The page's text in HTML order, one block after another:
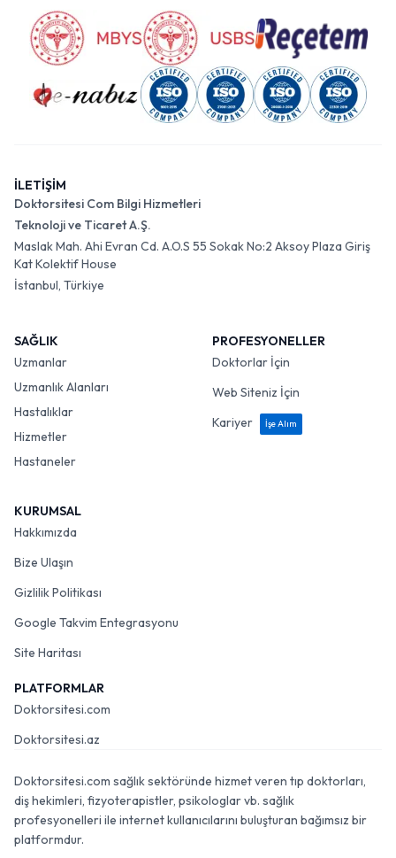
İLETİŞİM
Doktorsitesi Com Bilgi Hizmetleri
Teknoloji ve Ticaret A.Ş.
Maslak Mah. Ahi Evran Cd. A.O.S 55 Sokak No:2 Aksoy Plaza Giriş
Kat Kolektif House
İstanbul, Türkiye
SAĞLIK
Uzmanlar
Uzmanlık Alanları
Hastalıklar
Hizmetler
Hastaneler
PROFESYONELLER
Doktorlar İçin
Web Siteniz İçin
Kariyer
İşe Alım
KURUMSAL
Hakkımızda
Bize Ulaşın
Gizlilik Politikası
Google Takvim Entegrasyonu
Site Haritası
PLATFORMLAR
Doktorsitesi.com
Doktorsitesi.az
Doktorsitesi.com sağlık sektöründe hizmet veren tıp doktorları,
diş hekimleri, fizyoterapistler, psikologlar vb. sağlık
profesyonelleri ile internet kullanıcılarını buluşturan bağımsız bir
platformdur.